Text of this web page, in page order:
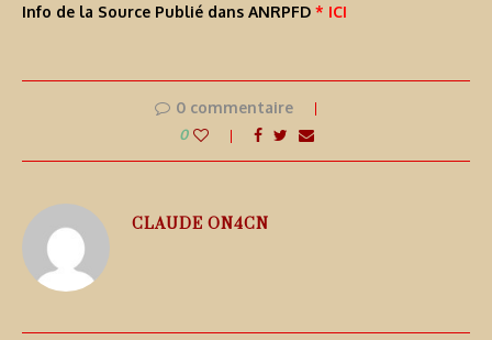
Info de la Source Publié dans ANRPFD * ICI
0 commentaire
0
CLAUDE ON4CN